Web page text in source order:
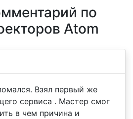
по
Atom
Взял первый же
сервиса . Мастер смог
в чем причина и